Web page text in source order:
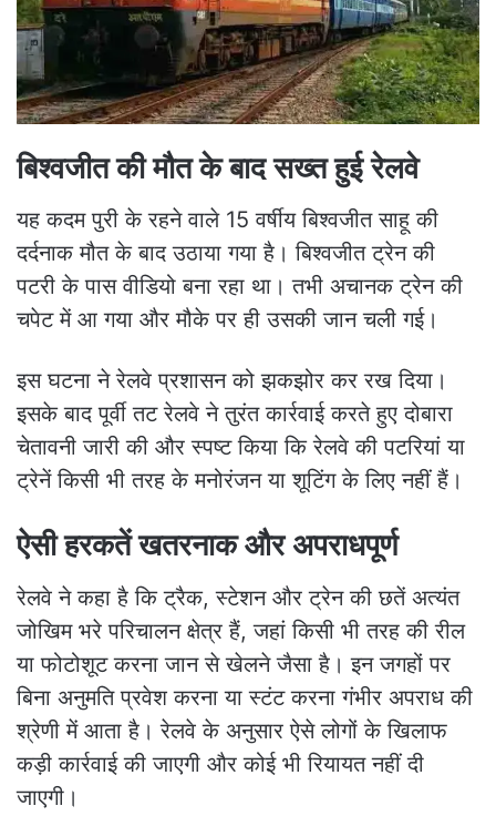
बिश्वजीत की मौत के बाद सख्त हुई रेलवे
यह कदम पुरी के रहने वाले 15 वर्षीय बिश्वजीत साहू की
दर्दनाक मौत के बाद उठाया गया है। बिश्वजीत ट्रेन की
पटरी के पास वीडियो बना रहा था। तभी अचानक ट्रेन की
चपेट में आ गया और मौके पर ही उसकी जान चली गई।
इस घटना ने रेलवे प्रशासन को झकझोर कर रख दिया।
इसके बाद पूर्वी तट रेलवे ने तुरंत कार्रवाई करते हुए दोबारा
चेतावनी जारी की और स्पष्ट किया कि रेलवे की पटरियां या
ट्रेनें किसी भी तरह के मनोरंजन या शूटिंग के लिए नहीं हैं।
ऐसी हरकतें खतरनाक और अपराधपूर्ण
रेलवे ने कहा है कि ट्रैक, स्टेशन और ट्रेन की छतें अत्यंत
जोखिम भरे परिचालन क्षेत्र हैं, जहां किसी भी तरह की रील
या फोटोशूट करना जान से खेलने जैसा है। इन जगहों पर
बिना अनुमति प्रवेश करना या स्टंट करना गंभीर अपराध की
श्रेणी में आता है। रेलवे के अनुसार ऐसे लोगों के खिलाफ
कड़ी कार्रवाई की जाएगी और कोई भी रियायत नहीं दी
जाएगी।